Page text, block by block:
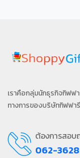
เราคือกลุ่มนักธุรกิจกิฟฟ
ทางการของบริษัทกิฟฟา
ต้องการสอบ
062-